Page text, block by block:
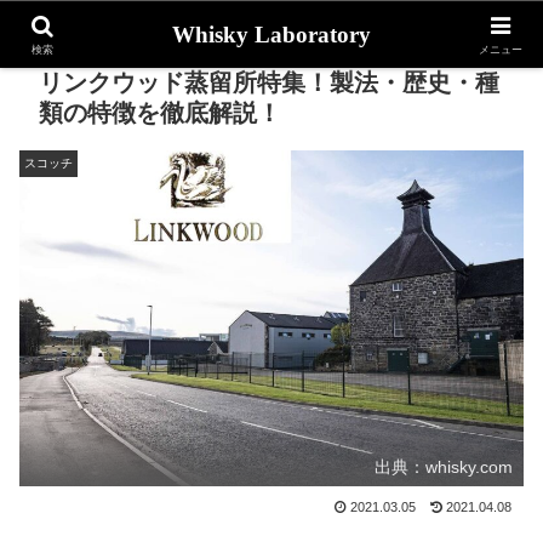
リンクウッド蒸留所特集！製法・歴史・種
類の特徴を徹底解説！
スコッチ
出典：whisky.com
2021.03.05 2021.04.08
検索
Whisky Laboratory
メニュー